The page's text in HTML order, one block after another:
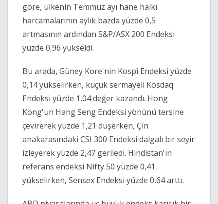
göre, ülkenin Temmuz ayı hane halkı
harcamalarının aylık bazda yüzde 0,5
artmasının ardından S&P/ASX 200 Endeksi
yüzde 0,96 yükseldi.
Bu arada, Güney Kore'nin Kospi Endeksi yüzde
0,14 yükselirken, küçük sermayeli Kosdaq
Endeksi yüzde 1,04 değer kazandı. Hong
Kong'un Hang Seng Endeksi yönünü tersine
çevirerek yüzde 1,21 düşerken, Çin
anakarasındaki CSI 300 Endeksi dalgalı bir seyir
izleyerek yüzde 2,47 geriledi. Hindistan'ın
referans endeksi Nifty 50 yüzde 0,41
yükselirken, Sensex Endeksi yüzde 0,64 arttı.